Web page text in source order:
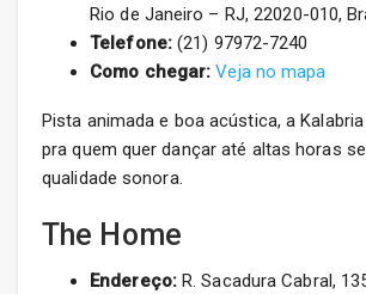
Rio de Janeiro – RJ, 22020-010,
Telefone:(21) 97972-7240
Como chegar: Veja no mapa
Pista animada e boa acústica, a
pra quem quer dançar até altas horas
qualidade sonora.
The Home
Endereço:R. Sacadura Cabral,